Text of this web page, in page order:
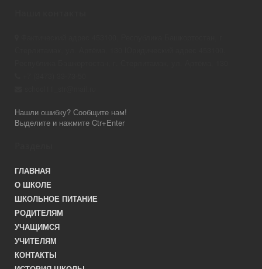
Нашли ошибку? Сообщите нам!
Выделите и нажмите Ctr+Enter
ГЛАВНАЯ
О ШКОЛЕ
ШКОЛЬНОЕ ПИТАНИЕ
РОДИТЕЛЯМ
УЧАЩИМСЯ
УЧИТЕЛЯМ
КОНТАКТЫ